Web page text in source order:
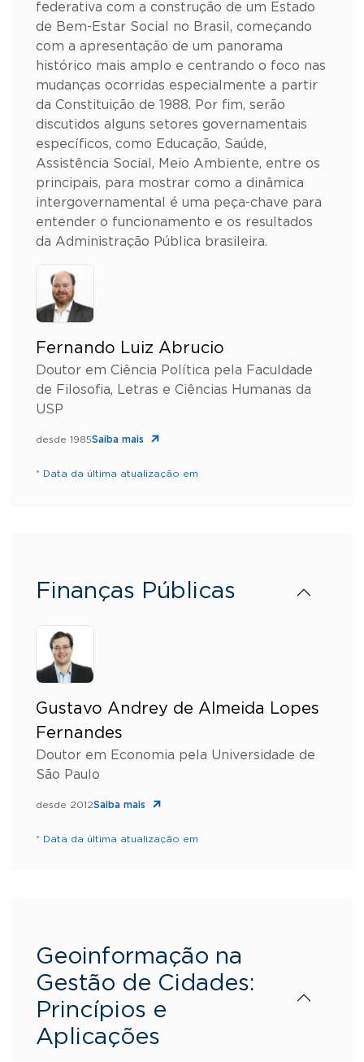
federativa com a construção de um Estado
de Bem-Estar Social no Brasil, começando
com a apresentação de um panorama
histórico mais amplo e centrando o foco nas
mudanças ocorridas especialmente a partir
da Constituição de 1988. Por fim, serão
discutidos alguns setores governamentais
específicos, como Educação, Saúde,
Assistência Social, Meio Ambiente, entre os
principais, para mostrar como a dinâmica
intergovernamental é uma peça-chave para
entender o funcionamento e os resultados
da Administração Pública brasileira.
Fernando Luiz Abrucio
Doutor em Ciência Política pela Faculdade
de Filosofia, Letras e Ciências Humanas da
USP
desde 1985Saiba mais
* Data da última atualização em
Finanças Públicas
Gustavo Andrey de Almeida Lopes
Fernandes
Doutor em Economia pela Universidade de
São Paulo
desde 2012Saiba mais
* Data da última atualização em
Geoinformação na
Gestão de Cidades:
Princípios e
Aplicações